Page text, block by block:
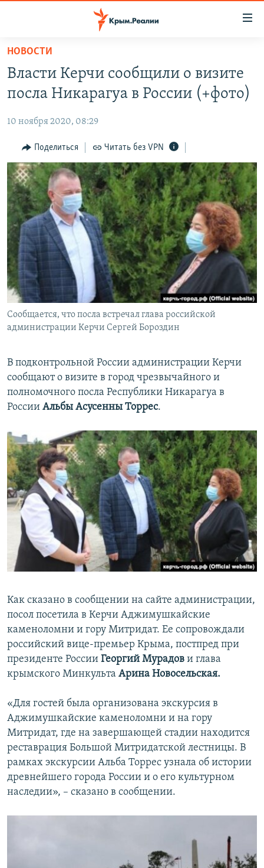
Вернуться
основному
содержанию
навигации
Вернутся
поиску
СПЕЦПРОЕКТЫ
КАРТА ВОЕННЫХ ОБЪЕКТОВ КРЫМА
11 ЛЕТ ОККУПАЦИИ КРЫМА. 11 ИСТОРИЙ СОПРОТИВЛЕНИЯ
ИСТОРИЯ
ЕЩЕ
ИНТЕРАКТИВ
ИНФОГРАФИКА
ТЕЛЕПРОЕКТ КРЫМ.РЕАЛИИ
СОВЕТЫ ПРАВОЗАЩИТНИКОВ
ПРОПАВШИЕ БЕЗ ВЕСТИ
ПОБЕДИТЕЛЕЙ НЕ СУДЯТ?
КРЫМ.НЕПОКОРЕННЫЙ
ELIFBE
РАДІО СВОБОДА
КАК ОБОЙТИ БЛОКИРОВКУ
Українською
Qırımtatar
ПРИСОЕДИНЯЙТЕСЬ!
НОВОСТИ
Власти Керчи сообщили о визите
посла Никарагуа в России (+фото)
10 ноября 2020, 08:29
Поделиться Читать без VPN
Сообщается, что посла встречал глава российской
администрации Керчи Сергей Бороздин
В подконтрольной России администрации Керчи
сообщают о визите в город чрезвычайного и
полномочного посла Республики Никарагуа в
России Альбы Асусенны Торрес.
Как сказано в сообщении на сайте администрации,
посол посетила в Керчи Аджимушкайские
каменоломни и гору Митридат. Ее сопровождали
российский вице-премьер Крыма, постпред при
президенте России Георгий Мурадов и глава
крымского Минкульта Арина Новосельская.
«Для гостей была организована экскурсия в
Аджимушкайские каменоломни и на гору
Митридат, где на завершающей стадии находится
реставрация Большой Митридатской лестницы. В
рамках экскурсии Альба Торрес узнала об истории
древнейшего города России и о его культурном
наследии», – сказано в сообщении.